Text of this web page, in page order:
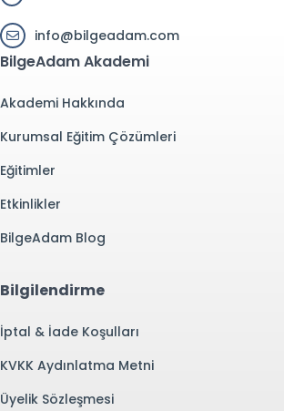
info@bilgeadam.com
BilgeAdam Akademi
Akademi Hakkında
Kurumsal Eğitim Çözümleri
Eğitimler
Etkinlikler
BilgeAdam Blog
Bilgilendirme
İptal & İade Koşulları
KVKK Aydınlatma Metni
Üyelik Sözleşmesi